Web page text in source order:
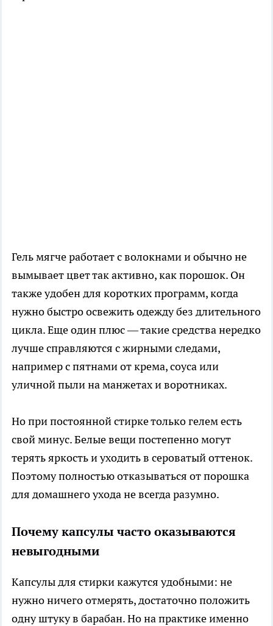
Гель мягче работает с волокнами и обычно не
вымывает цвет так активно, как порошок. Он
также удобен для коротких программ, когда
нужно быстро освежить одежду без длительного
цикла. Еще один плюс — такие средства нередко
лучше справляются с жирными следами,
например с пятнами от крема, соуса или
уличной пыли на манжетах и воротниках.
Но при постоянной стирке только гелем есть
свой минус. Белые вещи постепенно могут
терять яркость и уходить в сероватый оттенок.
Поэтому полностью отказываться от порошка
для домашнего ухода не всегда разумно.
Почему капсулы часто оказываются
невыгодными
Капсулы для стирки кажутся удобными: не
нужно ничего отмерять, достаточно положить
одну штуку в барабан. Но на практике именно